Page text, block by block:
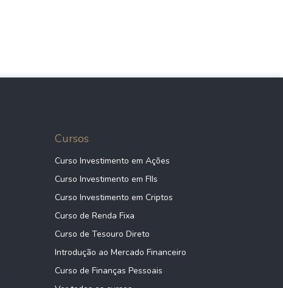
Cursos
Curso Investimento em Ações
Curso Investimento em FIIs
Curso Investimento em Criptos
Curso de Renda Fixa
Curso de Tesouro Direto
Introdução ao Mercado Financeiro
Curso de Finanças Pessoais